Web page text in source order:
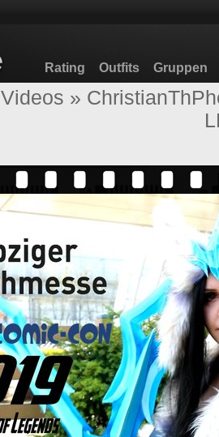
Rating Outfits Gruppen
Videos »